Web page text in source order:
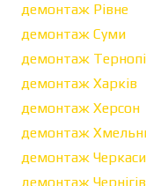
демонтаж Рівне
демонтаж Суми
демонтаж
демонтаж Харків
демонтаж Херсон
демонтаж
демонтаж Черкаси
демонтаж Чернігів